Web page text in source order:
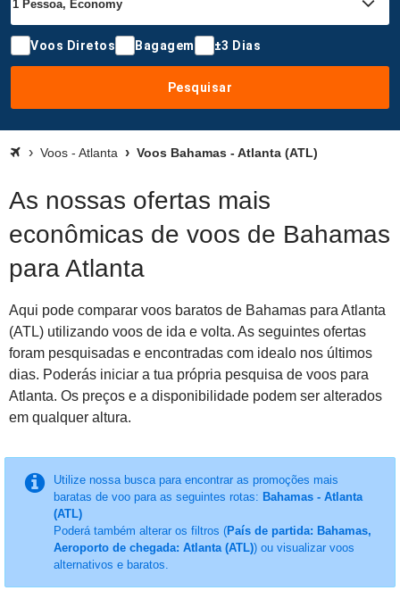
Voos Diretos Bagagem ±3 Dias
Pesquisar
Voos - Atlanta Voos Bahamas - Atlanta (ATL)
As nossas ofertas mais
econômicas de voos de Bahamas
para Atlanta
Aqui pode comparar voos baratos de Bahamas para Atlanta
(ATL) utilizando voos de ida e volta. As seguintes ofertas
foram pesquisadas e encontradas com idealo nos últimos
dias. Poderás iniciar a tua própria pesquisa de voos para
Atlanta. Os preços e a disponibilidade podem ser alterados
em qualquer altura.
Utilize nossa busca para encontrar as promoções mais
baratas de voo para as seguintes rotas: Bahamas - Atlanta
(ATL)
Poderá também alterar os filtros (País de partida: Bahamas,
Aeroporto de chegada: Atlanta (ATL)) ou visualizar voos
alternativos e baratos.